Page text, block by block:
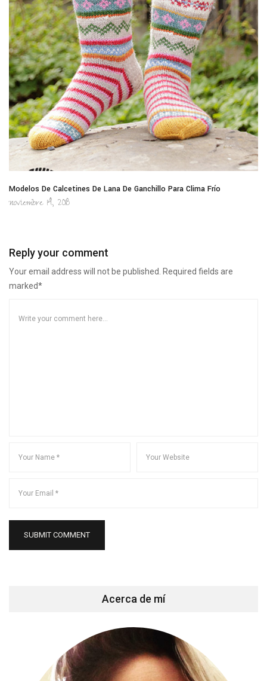
Modelos De Calcetines De Lana De Ganchillo Para Clima Frío
noviembre 14, 2018
Reply your comment
Your email address will not be published. Required fields are
marked*
Acerca de mí